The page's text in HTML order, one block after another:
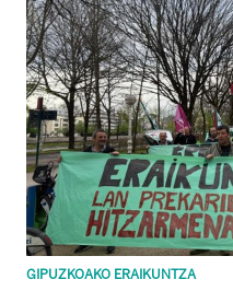
GIPUZKOAKO ERAIKUNTZA